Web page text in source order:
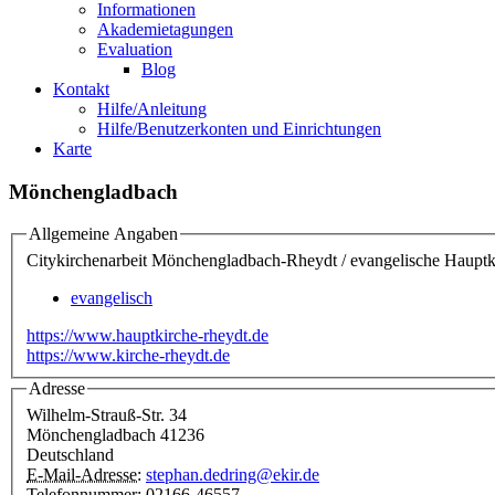
Informationen
Akademietagungen
Evaluation
Blog
Kontakt
Hilfe/Anleitung
Hilfe/Benutzerkonten und Einrichtungen
Karte
Mönchengladbach
Allgemeine Angaben
Citykirchenarbeit Mönchengladbach-Rheydt /
evangelisch
https://www.hauptkirche-rheydt.de
https://www.kirche-rheydt.de
Adresse
Wilhelm-Strauß-Str. 34
Mönchengladbach 41236
Deutschland
E-Mail-Adresse: stephan.dedring@ekir.de